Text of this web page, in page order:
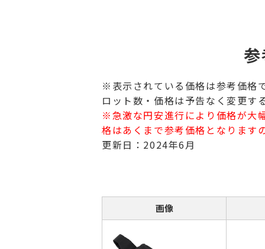
※表示されている価格は参考価格
ロット数・価格は予告なく変更す
※急激な円安進行により価格が大
格はあくまで参考価格となります
更新日：2024年6月
画像